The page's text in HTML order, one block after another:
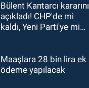
rakipler...
GÜNDEM
19:27Çaycuma
ırmağında görüldü:
yaşadı
Bülent Kantarcı kararını
açıkladı! CHP'de mi
kaldı, Yeni Parti'ye mi
Maaşlara 28 bin lira ek
ödeme yapılacak